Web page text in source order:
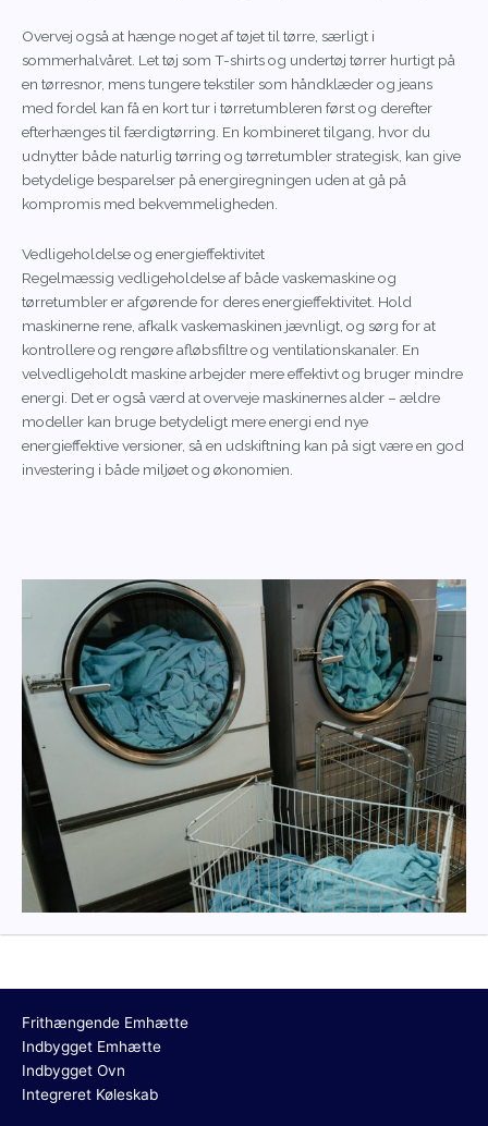
Overvej også at hænge noget af tøjet til tørre, særligt i
sommerhalvåret. Let tøj som T-shirts og undertøj tørrer hurtigt på
en tørresnor, mens tungere tekstiler som håndklæder og jeans
med fordel kan få en kort tur i tørretumbleren først og derefter
efterhænges til færdigtørring. En kombineret tilgang, hvor du
udnytter både naturlig tørring og tørretumbler strategisk, kan give
betydelige besparelser på energiregningen uden at gå på
kompromis med bekvemmeligheden.
Vedligeholdelse og energieffektivitet
Regelmæssig vedligeholdelse af både vaskemaskine og
tørretumbler er afgørende for deres energieffektivitet. Hold
maskinerne rene, afkalk vaskemaskinen jævnligt, og sørg for at
kontrollere og rengøre afløbsfiltre og ventilationskanaler. En
velvedligeholdt maskine arbejder mere effektivt og bruger mindre
energi. Det er også værd at overveje maskinernes alder – ældre
modeller kan bruge betydeligt mere energi end nye
energieffektive versioner, så en udskiftning kan på sigt være en god
investering i både miljøet og økonomien.
Frithængende Emhætte
Indbygget Emhætte
Indbygget Ovn
Integreret Køleskab